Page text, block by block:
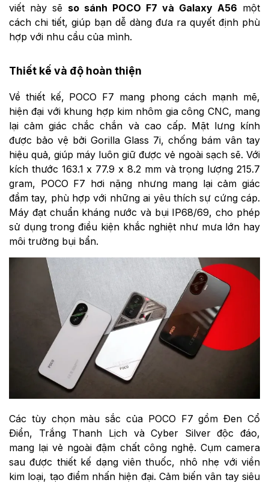
viết này sẽ so sánh POCO F7 và Galaxy A56 một
cách chi tiết, giúp bạn dễ dàng đưa ra quyết định phù
hợp với nhu cầu của mình.
Thiết kế và độ hoàn thiện
Về thiết kế, POCO F7 mang phong cách mạnh mẽ,
hiện đại với khung hợp kim nhôm gia công CNC, mang
lại cảm giác chắc chắn và cao cấp. Mặt lưng kính
được bảo vệ bởi Gorilla Glass 7i, chống bám vân tay
hiệu quả, giúp máy luôn giữ được vẻ ngoài sạch sẽ. Với
kích thước 163.1 x 77.9 x 8.2 mm và trọng lượng 215.7
gram, POCO F7 hơi nặng nhưng mang lại cảm giác
đầm tay, phù hợp với những ai yêu thích sự cứng cáp.
Máy đạt chuẩn kháng nước và bụi IP68/69, cho phép
sử dụng trong điều kiện khắc nghiệt như mưa lớn hay
môi trường bụi bẩn.
Các tùy chọn màu sắc của POCO F7 gồm Đen Cổ
Điển, Trắng Thanh Lịch và Cyber Silver độc đáo,
mang lại vẻ ngoài đậm chất công nghệ. Cụm camera
sau được thiết kế dạng viên thuốc, nhô nhẹ với viền
kim loại, tạo điểm nhấn hiện đại. Cảm biến vân tay siêu